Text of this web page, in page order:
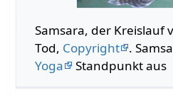
Samsara, der Kreislauf
Tod, Copyright
.
Yoga
Standpunkt aus